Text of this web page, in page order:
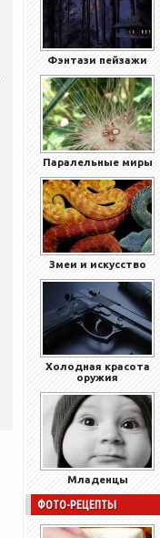
Фэнтази пейзажи
Паралельные миры
Змеи и искусство
Холодная красота
оружия
Младенцы
ФОТО-РЕЦЕПТЫ